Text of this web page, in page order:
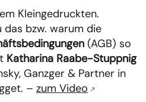
Kleingedruckten.
das bzw. warum die
(AGB) so
Katharina Raabe-Stuppnig
Ganzger & Partner in
– zum Video